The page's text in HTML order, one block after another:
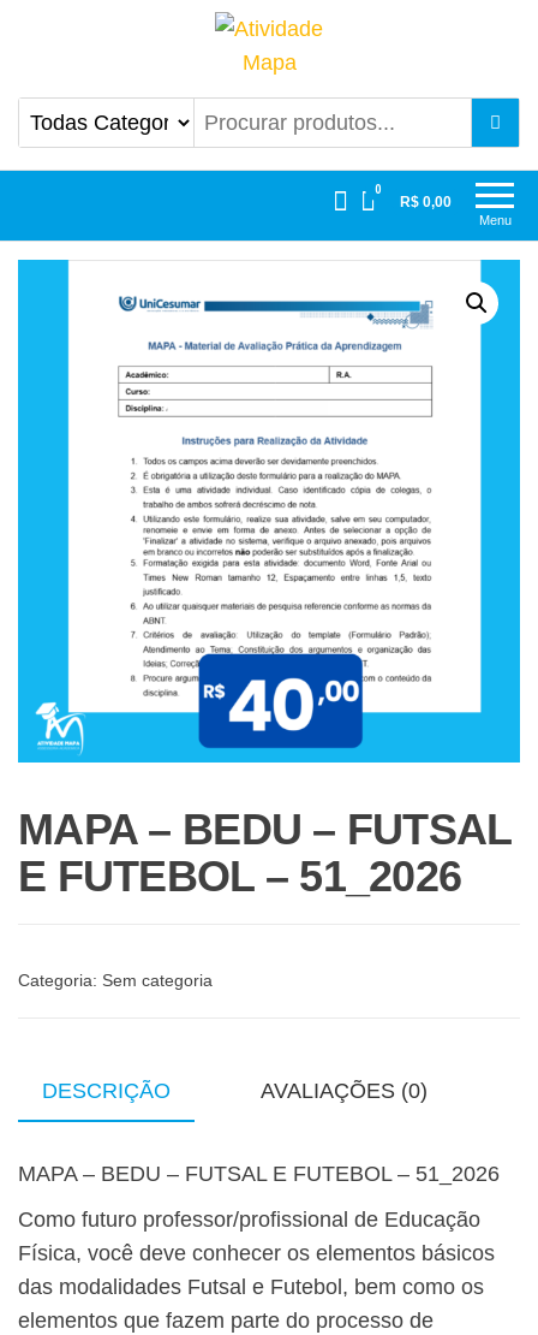
Atividade Mapa Mapa UniCesumar
Menu
0
R$ 0,00
MAPA – BEDU – FUTSAL
E FUTEBOL – 51_2026
Categoria: Sem categoria
DESCRIÇÃO AVALIAÇÕES (0)
MAPA – BEDU – FUTSAL E FUTEBOL – 51_2026
Como futuro professor/profissional de Educação
Física, você deve conhecer os elementos básicos
das modalidades Futsal e Futebol, bem como os
elementos que fazem parte do processo de